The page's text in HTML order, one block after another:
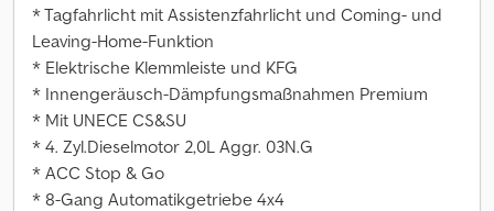
* Tagfahrlicht mit Assistenzfahrlicht und Coming- und
Leaving-Home-Funktion
* Elektrische Klemmleiste und KFG
* Innengeräusch-Dämpfungsmaßnahmen Premium
* Mit UNECE CS&SU
* 4. Zyl.Dieselmotor 2,0L Aggr. 03N.G
* ACC Stop & Go
* 8-Gang Automatikgetriebe 4x4